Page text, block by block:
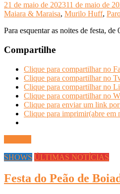
21 de maio de 202311 de maio de
Maiara & Maraisa, Murilo Huff,
Para esquentar as noites de festa,
Compartilhe
Clique para compartilhar no
Clique para compartilhar no
Clique para compartilhar no
Clique para compartilhar no
Clique para enviar um link
Clique para imprimir(abre em
SHOWS ÚLTIMAS NOTÍCIAS
Festa do Peão de